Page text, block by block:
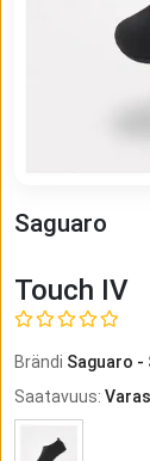
Saguaro
Touch IV
Brändi Saguaro -
Saatavuus: